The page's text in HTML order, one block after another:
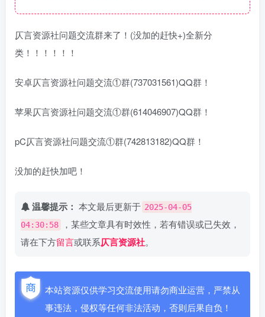
仄言资源社问题交流群来了！(没加的赶快+)全新分
类！！！！！！
安卓仄言资源社问题交流①群(737031561)QQ群！
苹果仄言资源社问题交流①群(614046907)QQ群！
pC仄言资源社问题交流①群(742813182)QQ群！
没加的赶快加吧！
温馨提示： 本文最后更新于 2025-04-05
04:30:58
，某些文章具有时效性，若有错误或已失效，
请在下方留言或联系仄言资源社。
本站资源仅供学习交流使用请勿商业运营，严禁从
事违法，侵权等任何非法活动，否则后果自负！